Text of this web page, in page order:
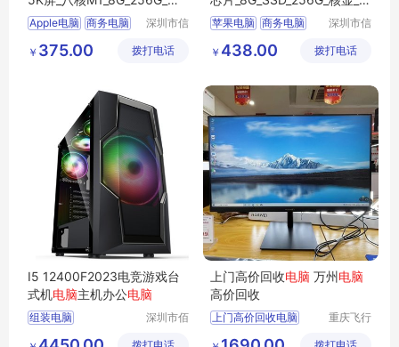
体式电脑主机
Apple电脑 商务电脑
苹果一体机
深圳市信
技术有限
￥ 375.00 拨打电话
4英寸_4.5K屏）
苹果电脑 商务电脑
企业电脑
深圳市信
技术有限
￥ 438.00 拨打电话
I5 12400F2023电竞游戏台
式机电脑主机办公电脑
组装电脑
深圳市佰
上门高价回收电脑 万州电脑
高价回收
上门高价回收电脑
重庆飞行